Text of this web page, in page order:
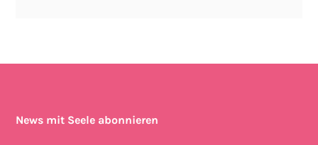
News mit Seele abonnieren